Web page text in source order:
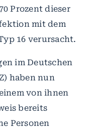
Prozent dieser
mit dem
16 verursacht.
im Deutschen
haben nun
von ihnen
bereits
Personen